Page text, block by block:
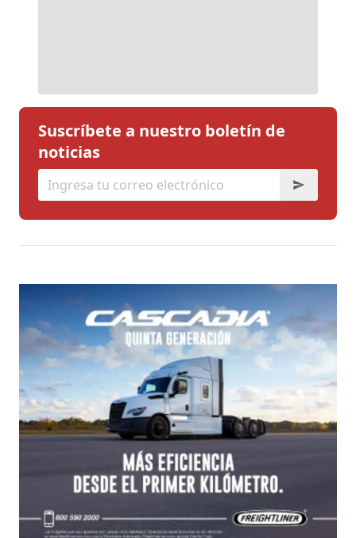
Suscríbete a nuestro boletín de
noticias